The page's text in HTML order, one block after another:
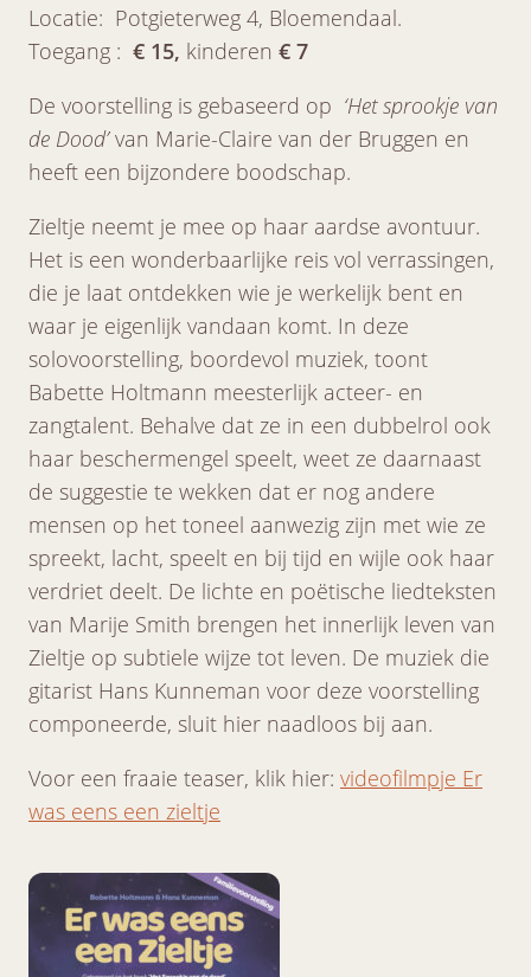
Locatie: Potgieterweg 4, Bloemendaal.
Toegang : € 15, kinderen € 7
De voorstelling is gebaseerd op ‘Het sprookje van
de Dood’van Marie-Claire van der Bruggen en
heeft een bijzondere boodschap.
Zieltje neemt je mee op haar aardse avontuur.
Het is een wonderbaarlijke reis vol verrassingen,
die je laat ontdekken wie je werkelijk bent en
waar je eigenlijk vandaan komt. In deze
solovoorstelling, boordevol muziek, toont
Babette Holtmann meesterlijk acteer- en
zangtalent. Behalve dat ze in een dubbelrol ook
haar beschermengel speelt, weet ze daarnaast
de suggestie te wekken dat er nog andere
mensen op het toneel aanwezig zijn met wie ze
spreekt, lacht, speelt en bij tijd en wijle ook haar
verdriet deelt. De lichte en poëtische liedteksten
van Marije Smith brengen het innerlijk leven van
Zieltje op subtiele wijze tot leven. De muziek die
gitarist Hans Kunneman voor deze voorstelling
componeerde, sluit hier naadloos bij aan.
Voor een fraaie teaser, klik hier: videofilmpje Er
was eens een zieltje